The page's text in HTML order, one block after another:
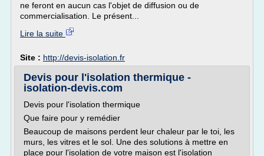
ne feront en aucun cas l'objet de diffusion ou de
commercialisation. Le présent...
Lire la suite
Site : http://devis-isolation.fr
Devis pour l'isolation thermique -
isolation-devis.com
Devis pour l'isolation thermique
Que faire pour y remédier
Beaucoup de maisons perdent leur chaleur par le toi, les
murs, les vitres et le sol. Une des solutions à mettre en
place pour l'isolation de votre maison est l'isolation